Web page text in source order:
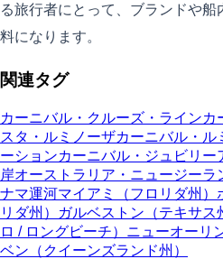
る旅行者にとって、ブランドや
料になります。
関連タグ
カーニバル・クルーズ・ラインカ
スタ・ルミノーザカーニバル・ル
ーションカーニバル・ジュビリー
岸オーストラリア・ニュージーラ
ナマ運河マイアミ（フロリダ州）
リダ州）
ガルベストン（テキサス
ロ / ロングビーチ） ニューオーリ
ベン（クイーンズランド州）